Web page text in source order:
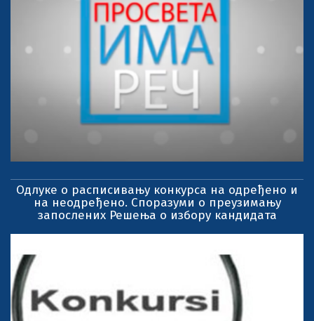
Одлуке о расписивању конкурса на одређено и
на неодређено. Споразуми о преузимању
запослених Решења о избору кандидата